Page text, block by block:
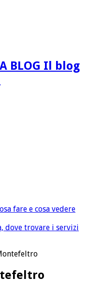
BLOG Il blog
fare e cosa vedere
dove trovare i servizi